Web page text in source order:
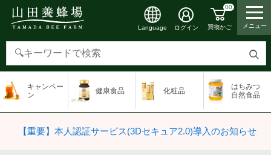
検
す
Language ログイン
00
買物かご メニュー
キャンペー
ン
健康食品 化粧品
はちみつ
自然食品
【重要】本人認証サービス(3Dセキュア2.0)導入のお知らせ